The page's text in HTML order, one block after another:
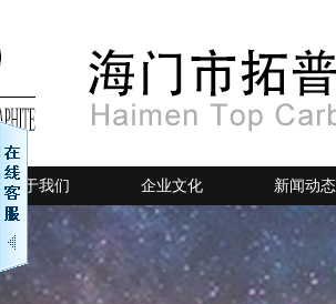
关于我们 企业文化 新闻动态